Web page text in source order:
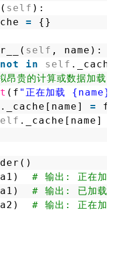
self ):
= {}
self , name):
not in self
昂贵的计算或数据加载
(f "正在加载
._cache[name] = f
._cache[name]
# 输出: 正在
# 输出: 已加载
# 输出: 正在